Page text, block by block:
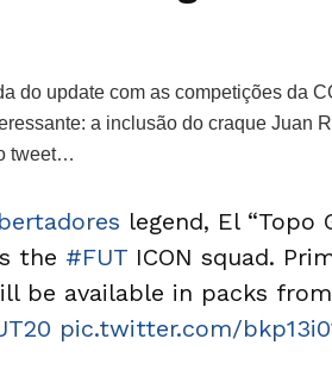
do update com as competições da
a inclusão do craque Juan
tweet…
legend, El “Topo
the #FUTICON squad.
be available in packs from
pic.twitter.com/